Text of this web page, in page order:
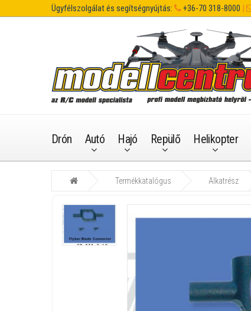
Ügyfélszolgálat és segítségnyújtás: +36-70 318-8000 |
Drón Autó Hajó Repülő Helikopter
Termékkatalógus Alkatrész